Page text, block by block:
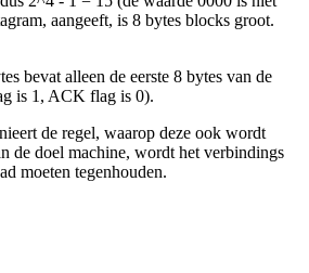
aangeeft, is 8 bytes blocks groot.
bevat alleen de eerste 8 bytes van de
is 1, ACK flag is 0).
de regel, waarop deze ook wordt
de doel machine, wordt het verbindings
moeten tegenhouden.